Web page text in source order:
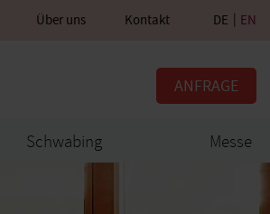
Über uns Kontakt DE EN
ANFRAGE
Schwabing Messe